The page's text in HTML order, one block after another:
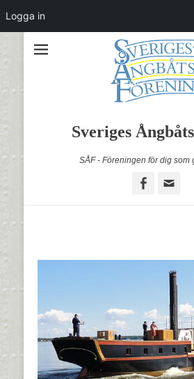
Sveriges
SÅF - Föreningen för dig som
Logga in